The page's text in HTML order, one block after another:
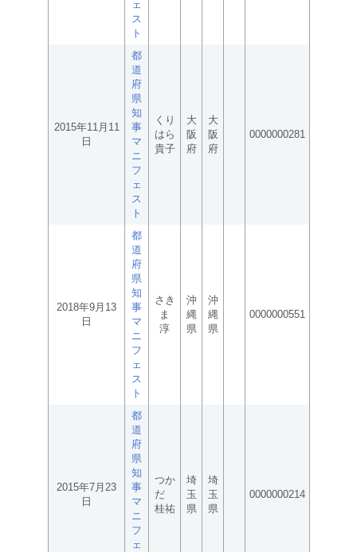
ェ
ス
ト
2015年11月11
日
都
道
府
県
知
事
マ
ニ
フ
ェ
ス
ト
くり
はら
貴子
大
阪
府
大
阪
府
0000000281
2018年9月13
日
都
道
府
県
知
事
マ
ニ
フ
ェ
ス
ト
さき
ま
淳
沖
縄
県
沖
縄
県
0000000551
2015年7月23
日
都
道
府
県
知
事
マ
ニ
フ
ェ
つか
だ
桂祐
埼
玉
県
埼
玉
県
0000000214